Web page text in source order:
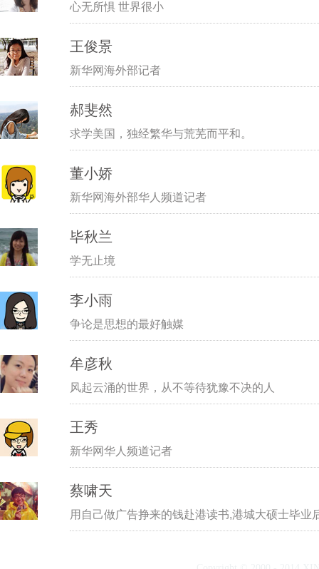
心无所惧 世界很小
王俊景
新华网海外部记者
郝斐然
求学美国，独经繁华与荒芜而平和。
董小娇
新华网海外部华人频道记者
毕秋兰
学无止境
李小雨
争论是思想的最好触媒
牟彦秋
风起云涌的世界，从不等待犹豫不决的人
王秀
新华网华人频道记者
蔡啸天
用自己做广告挣来的钱赴港读书,港城大硕士毕业